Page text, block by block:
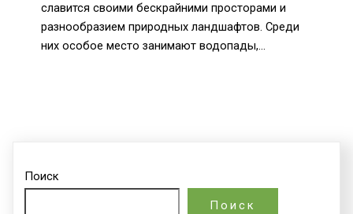
славится своими бескрайними просторами и
разнообразием природных ландшафтов. Среди
них особое место занимают водопады,…
Поиск
Поиск